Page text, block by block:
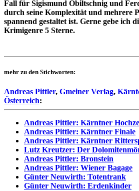
Fall für Sigismund Obiltschnig und
durch seine Komplexität und mehrere
spannend gestaltet ist. Gerne gebe ich
Krimigenre 5 Sterne.
mehr zu den Stichworten:
Andreas Pittler, Gmeiner Verlag,
Österreich:
Andreas Pittler: Kärntner
Andreas Pittler: Kärntner Finale
Andreas Pittler: Kärntner
Lutz Kreutzer: Der
Andreas Pittler: Bronstein
Andreas Pittler: Wiener Bagage
Günter Neuwirth: Totentrank
Günter Neuwirth: Erdenkinder